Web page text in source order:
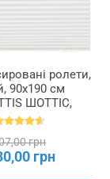
ролети,
90x190 см
ШОТТІС,
грн
грн